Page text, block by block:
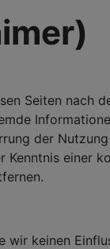
Seiten
der
einer
keinen